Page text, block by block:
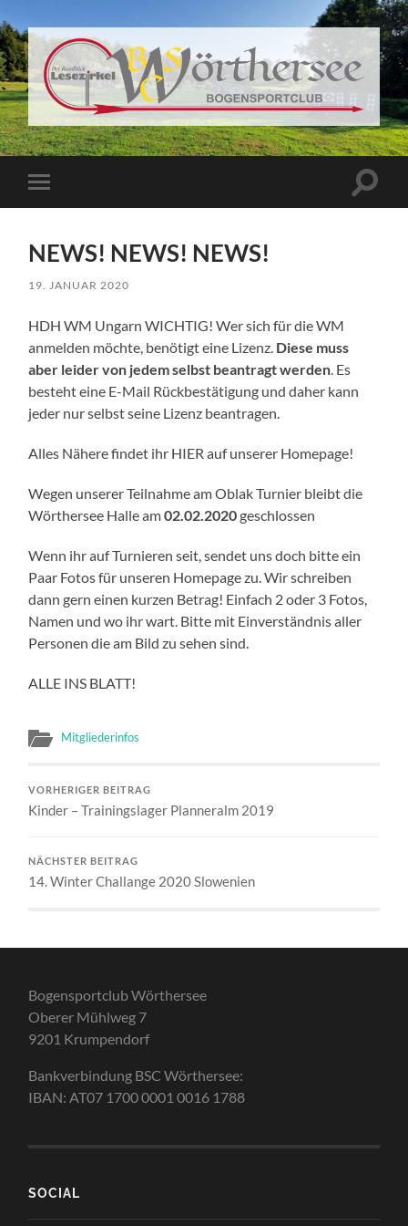
BSC
Wörthersee
Menü
NEWS! NEWS! NEWS!
19. JANUAR 2020
HDH WM Ungarn WICHTIG! Wer sich für die WM
anmelden möchte, benötigt eine Lizenz. Diese muss
aber leider von jedem selbst beantragt werden. Es
besteht eine E-Mail Rückbestätigung und daher kann
jeder nur selbst seine Lizenz beantragen.
Alles Nähere findet ihr HIER auf unserer Homepage!
Wegen unserer Teilnahme am Oblak Turnier bleibt die
Wörthersee Halle am02.02.2020geschlossen
Wenn ihr auf Turnieren seit, sendet uns doch bitte ein
Paar Fotos für unseren Homepage zu. Wir schreiben
dann gern einen kurzen Betrag! Einfach 2 oder 3 Fotos,
Namen und wo ihr wart. Bitte mit Einverständnis aller
Personen die am Bild zu sehen sind.
ALLE INS BLATT!
Mitgliederinfos
VORHERIGER BEITRAG
Kinder – Trainingslager Planneralm 2019
NÄCHSTER BEITRAG
14. Winter Challange 2020 Slowenien
Bogensportclub Wörthersee
Oberer Mühlweg 7
9201 Krumpendorf
Bankverbindung BSC Wörthersee:
IBAN: AT07 1700 0001 0016 1788
SOCIAL